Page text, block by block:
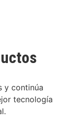
y continúa
tecnología